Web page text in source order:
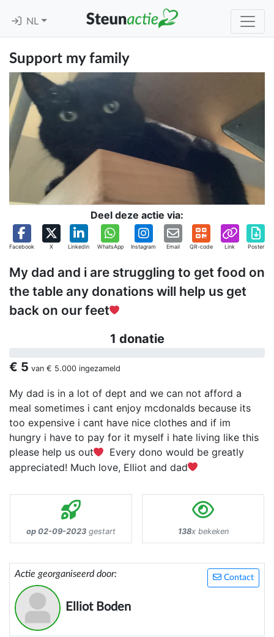
NL
Support my family
Deel deze actie via:
Facebook X Linkedin WhatsApp Instagram Email QR-code Link Poster
My dad and i are struggling to get food on
the table any donations will help us get
back on our feet
1 donatie
€ 5 van € 5.000 ingezameld
My dad is in a lot of dept and we can not afford a
meal sometimes i cant enjoy mcdonalds because its
too expensive i cant have nice clothes and if im
hungry i have to pay for it myself i hate living like this
please help us out
Every dono would be greatly
appreciated! Much love, Elliot and dad
op 02-09-2023 gestart 138x bekeken
Contact
Actie georganiseerd door:
Elliot Boden